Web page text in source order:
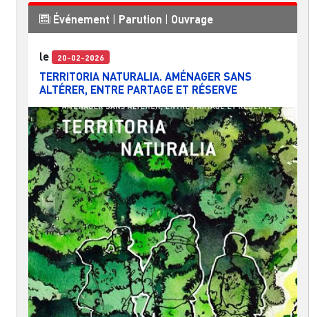
Événement | Parution | Ouvrage
le 20-02-2026
TERRITORIA NATURALIA. AMÉNAGER SANS
ALTÉRER, ENTRE PARTAGE ET RÉSERVE